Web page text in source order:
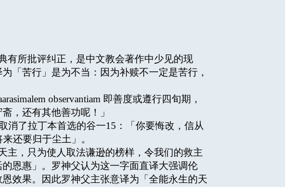
所批评纠正，是中文教会著作中少见的现
「苦行」是为不当：因为补赎不一定是苦行，
observantiam 即善度或遵行四旬期，
，还有其他善功呢！」
了拉丁本首选的谷一15：「你要悔改，信从
还要归于尘土」。
，只为使人取法谦逊的榜样，令我们的救主
恩惠」。罗神父认为这一字面直译大强调伦
效果。因此罗神父主张意译为「全能永生的天